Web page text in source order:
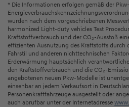
* Die Informationen erfolgen gemäß der Pkw-
wurden nach dem vorgeschriebenen
harmonized Light-duty vehicles Test
Kraftstoffverbrauch und der CO₂-Ausstoß
effizienten Ausnutzung des Kraftstoffs durch
Fahrstil und anderen nichttechnischen
Erderwärmung hauptsächlich
den Kraftstoffverbrauch und die CO₂-
angebotenen neuen Pkw-Modelle ist
einsehbar an jedem Verkaufsort in
Personenkraftfahrzeuge ausgestellt oder
auch abrufbar unter der Internetadresse